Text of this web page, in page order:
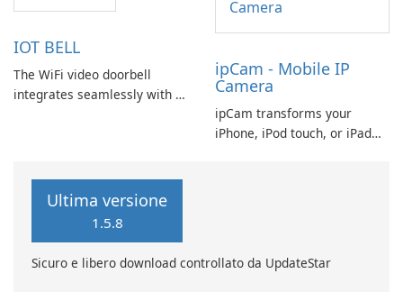
attend an event physically?
call. Need a quick meeting
with your team?
IOT BELL
The WiFi video doorbell
integrates seamlessly with a
ipCam - Mobile IP
Camera
ipCam transforms your
iPhone, iPod touch, or iPad
Ultima versione
1.5.8
Sicuro e libero download controllato da UpdateStar